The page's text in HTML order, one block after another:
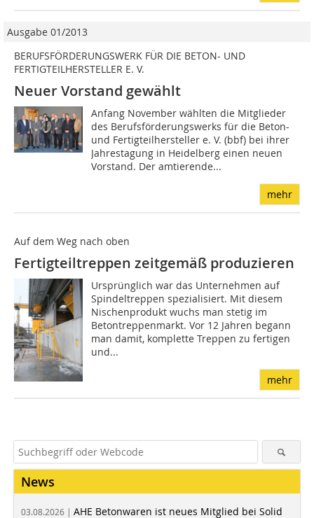
Ausgabe 01/2013
BERUFSFÖRDERUNGSWERK FÜR DIE BETON- UND
FERTIGTEILHERSTELLER E. V.
Neuer Vorstand gewählt
Anfang November wählten die Mitglieder
des Berufsförderungswerks für die Beton-
und Fertigteilhersteller e. V. (bbf) bei ihrer
Jahrestagung in Heidelberg einen neuen
Vorstand. Der amtierende...
mehr
Auf dem Weg nach oben
Fertigteiltreppen zeitgemäß produzieren
Ursprünglich war das Unternehmen auf
Spindeltreppen spezialisiert. Mit diesem
Nischenprodukt wuchs man stetig im
Betontreppenmarkt. Vor 12 Jahren begann
man damit, komplette Treppen zu fertigen
und...
mehr
News
03.08.2026 | AHE Betonwaren ist neues Mitglied bei Solid